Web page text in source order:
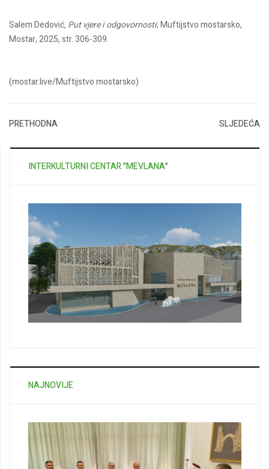
Salem Dedović, Put vjere i odgovornosti, Muftijstvo mostarsko,
Mostar, 2025, str. 306-309.
(mostar.live/Muftijstvo mostarsko)
PRETHODNA SLJEDEĆA
INTERKULTURNI CENTAR "MEVLANA"
NAJNOVIJE